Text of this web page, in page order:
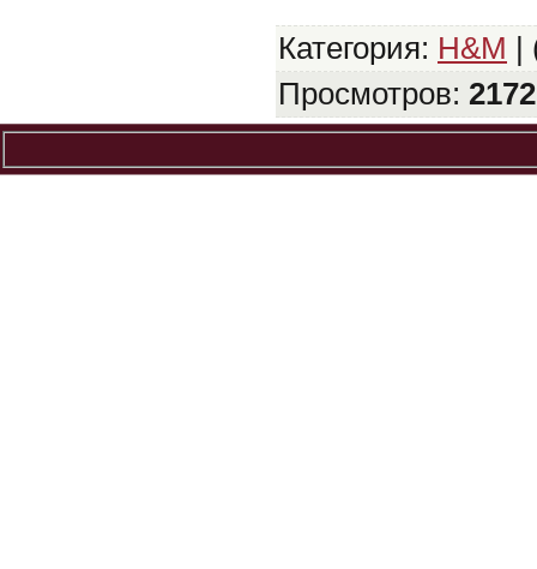
Категория: H&M |
Просмотров: 2172